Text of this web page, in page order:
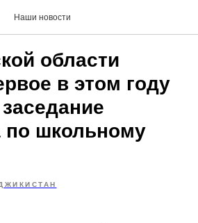
Наши новости
области
в этом году
по школьному